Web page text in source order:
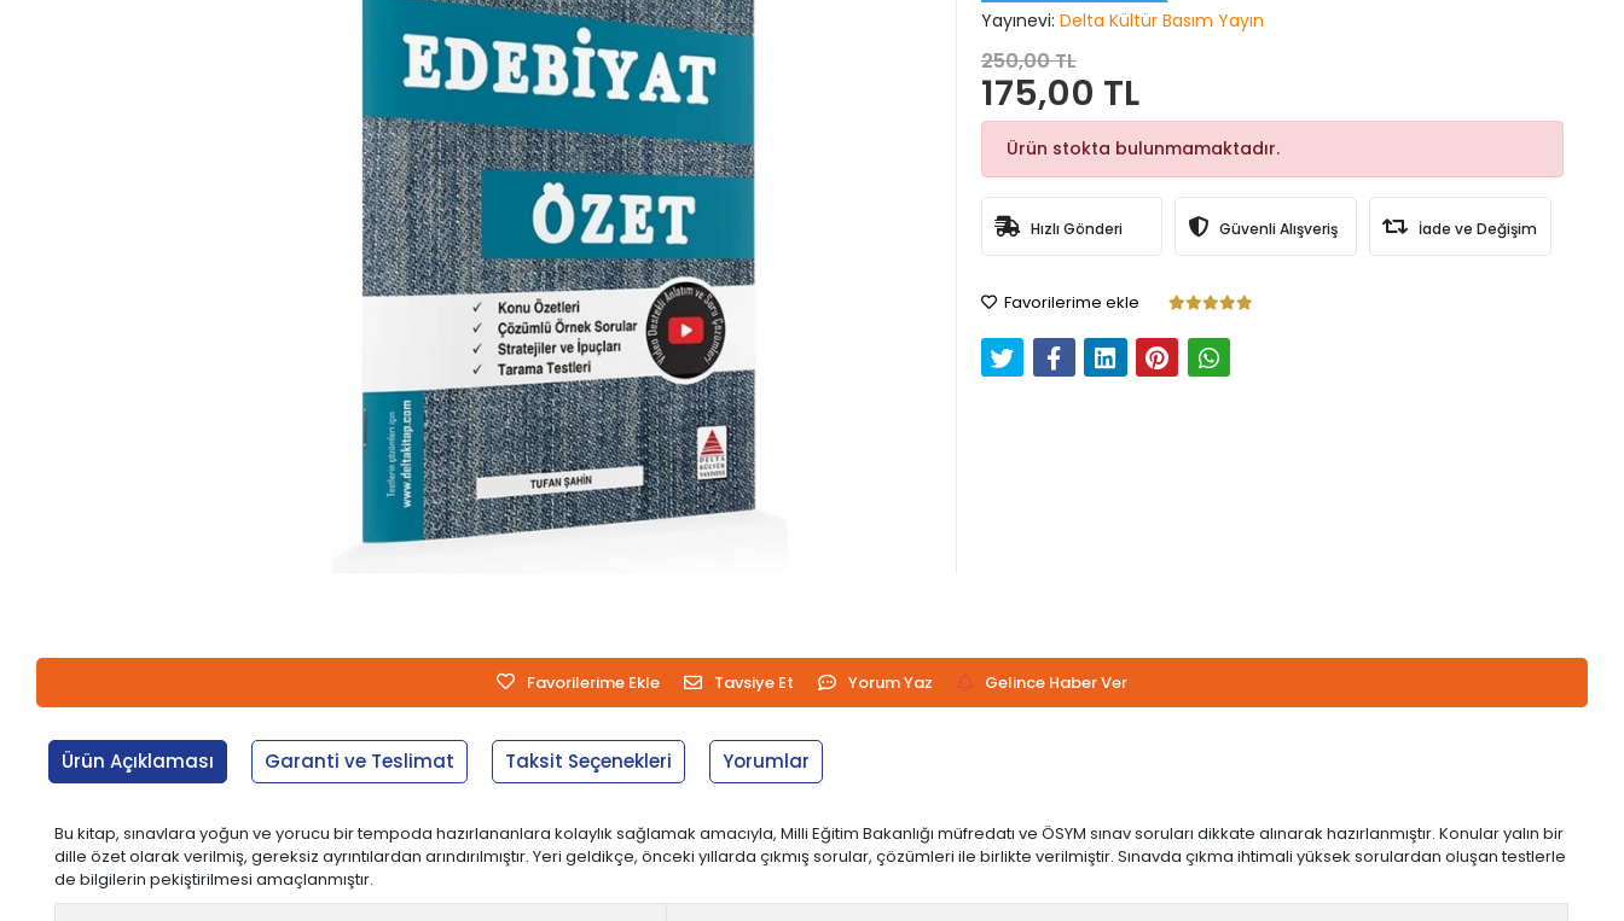
Yayınevi: Delta Kültür Basım Yayın
250,00 TL
175,00 TL
Ürün stokta bulunmamaktadır.
Hızlı Gönderi Güvenli Alışveriş İade ve Değişim
Favorilerime ekle
Favorilerime Ekle Tavsiye Et Yorum Yaz Gelince Haber Ver
Ürün Açıklaması Garanti ve Teslimat Taksit Seçenekleri Yorumlar
Bu kitap, sınavlara yoğun ve yorucu bir tempoda hazırlananlara kolaylık sağlamak amacıyla, Milli Eğitim Bakanlığı müfredatı ve ÖSYM sınav soruları dikkate alınarak hazırlanmıştır. Konular yalın bir
dille özet olarak verilmiş, gereksiz ayrıntılardan arındırılmıştır. Yeri geldikçe, önceki yıllarda çıkmış sorular, çözümleri ile birlikte verilmiştir. Sınavda çıkma ihtimali yüksek sorulardan oluşan testlerle
de bilgilerin pekiştirilmesi amaçlanmıştır.